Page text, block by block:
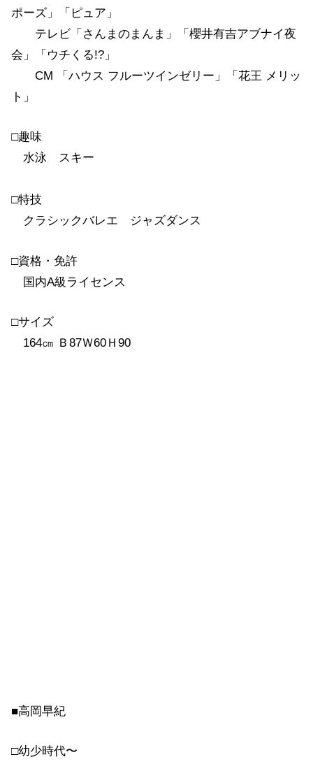
ポーズ」「ピュア」
テレビ「さんまのまんま」「櫻井有吉アブナイ夜
会」「ウチくる!?」
CM 「ハウス フルーツインゼリー」「花王 メリッ
ト」
□趣味
水泳 スキー
□特技
クラシックバレエ ジャズダンス
□資格・免許
国内A級ライセンス
□サイズ
164㎝ Ｂ87Ｗ60Ｈ90
■高岡早紀
□幼少時代〜